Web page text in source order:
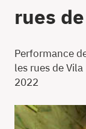
rues
Performance
les rues de
2022